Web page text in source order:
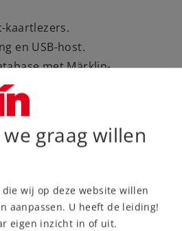
kaartlezers.
en USB-host.
met Märklin-
locfuncties.
geïntegreerd.
graag willen
wij op deze website willen
aanpassen. U heeft de leiding!
eigen inzicht in of uit.